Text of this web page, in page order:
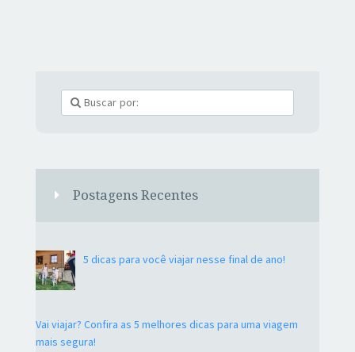
Postagens Recentes
5 dicas para você viajar nesse final de ano!
Vai viajar? Confira as 5 melhores dicas para uma viagem
mais segura!